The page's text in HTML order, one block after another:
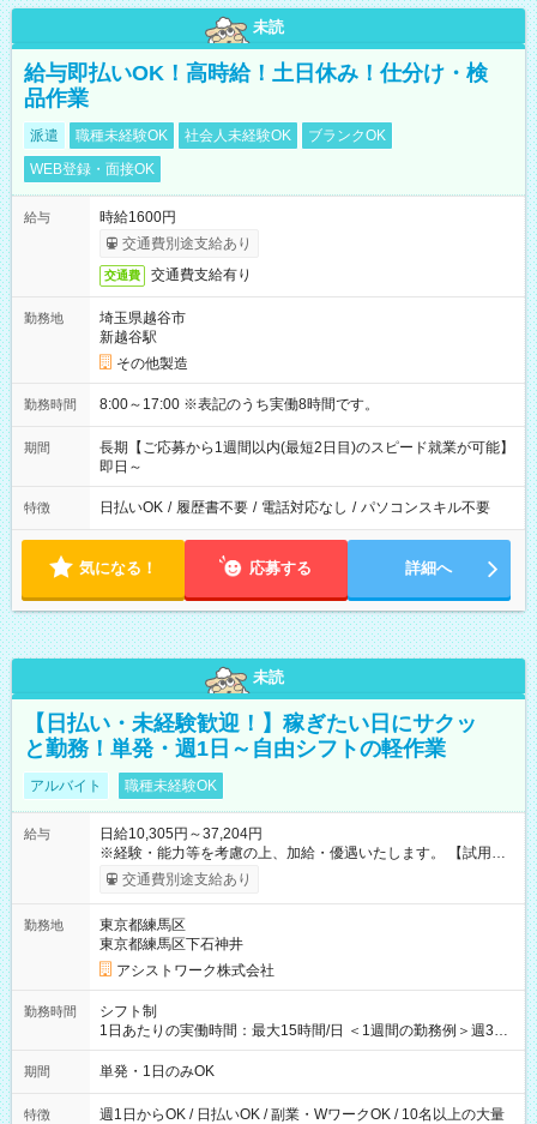
未読
給与即払いOK！高時給！土日休み！仕分け・検
品作業
派遣 職種未経験OK 社会人未経験OK
ブランクOK
WEB登録・面接OK
給与
時給1600円
交通費別途支給あり
交通費 交通費支給有り
勤務地
埼玉県越谷市
新越谷駅
その他製造
勤務時間 8:00～17:00 ※表記のうち実働8時間です。
期間
長期【ご応募から1週間以内(最短2日目)のスピード就業が可能】
即日～
特徴 日払いOK / 履歴書不要 / 電話対応なし / パソコンスキル不要
気になる！ 応募する 詳細へ
未読
【日払い・未経験歓迎！】稼ぎたい日にサクッ
と勤務！単発・週1日～自由シフトの軽作業
アルバイト 職種未経験OK
給与
日給10,305円～37,204円
※経験・能力等を考慮の上、加給・優遇いたします。 【試用期
間】試用期間なし
交通費別途支給あり
勤務地
東京都練馬区
東京都練馬区下石神井
アシストワーク株式会社
勤務時間
シフト制
1日あたりの実働時間：最大15時間/日 ＜1週間の勤務例＞週3回
勤務 勤務：月・水・金 休み：火・木・土・日 好きな時にお仕事
可能です！ ※1日あたりの最大実働時間は日勤、夜勤共に勤務し
期間 単発・1日のみOK
特徴
週1日からOK / 日払いOK / 副業・WワークOK / 10名以上の大量